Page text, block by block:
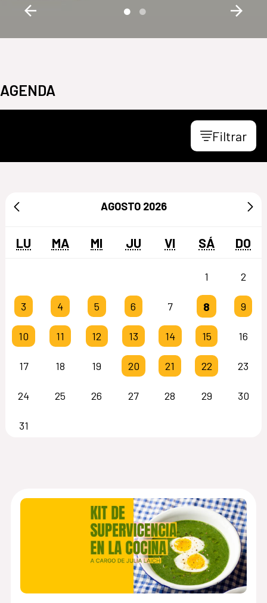
AGENDA
Filtrar
AGOSTO 2026
LU MA MI JU VI SÁ DO
1 2
3 4 5 6 7 8 9
10 11 12 13 14 15 16
17 18 19 20 21 22 23
24 25 26 27 28 29 30
31